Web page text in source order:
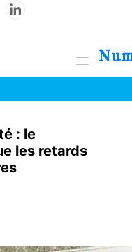
: le
les retards